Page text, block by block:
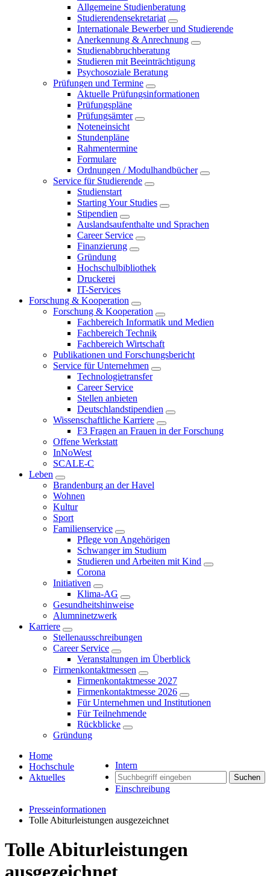
Allgemeine Studienberatung
Studierendensekretariat
Internationale Bewerber und Studierende
Anerkennung & Anrechnung
Studienabbruchberatung
Studieren mit Beeinträchtigung
Psychosoziale Beratung
Prüfungen und Termine
Aktuelle Prüfungsinformationen
Prüfungspläne
Prüfungsämter
Noteneinsicht
Stundenpläne
Rahmentermine
Formulare
Ordnungen / Modulhandbücher
Service für Studierende
Studienstart
Starting Your Studies
Stipendien
Auslandsaufenthalte und Sprachen
Career Service
Finanzierung
Gründung
Hochschulbibliothek
Druckerei
IT-Services
Forschung & Kooperation
Forschung & Kooperation
Fachbereich Informatik und Medien
Fachbereich Technik
Fachbereich Wirtschaft
Publikationen und Forschungsbericht
Service für Unternehmen
Technologietransfer
Career Service
Stellen anbieten
Deutschlandstipendien
Wissenschaftliche Karriere
F3 Fragen an Frauen in der Forschung
Offene Werkstatt
InNoWest
SCALE-C
Leben
Brandenburg an der Havel
Wohnen
Kultur
Sport
Familienservice
Pflege von Angehörigen
Schwanger im Studium
Studieren und Arbeiten mit Kind
Corona
Initiativen
Klima-AG
Gesundheitshinweise
Alumninetzwerk
Karriere
Stellenausschreibungen
Career Service
Veranstaltungen im Überblick
Firmenkontaktmessen
Firmenkontaktmesse 2027
Firmenkontaktmesse 2026
Für Unternehmen und Institutionen
Für Teilnehmende
Rückblicke
Gründung
Intern
Suchen
Einschreibung
Home
Hochschule
Aktuelles
Presseinformationen
Tolle Abiturleistungen ausgezeichnet
Tolle Abiturleistungen